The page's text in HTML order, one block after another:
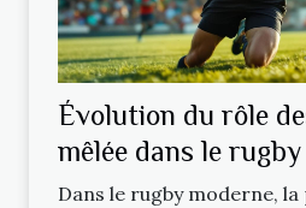
Évolution du rôle
mêlée dans le
Dans le rugby moderne, la